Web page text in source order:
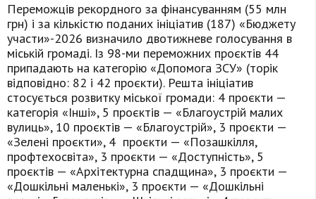
Переможців рекордного за фінансуванням (55 млн
грн) і за кількістю поданих ініціатив (187) «Бюджету
участи»-2026 визначило двотижневе голосування в
міській громаді. Із 98-ми переможних проєктів 44
припадають на категорію «Допомога ЗСУ» (торік
відповідно: 82 і 42 проєкти). Решта ініціатив
стосується розвитку міської громади: 4 проєкти —
категорія «Інші», 5 проєктів — «Благоустрій малих
вулиць», 10 проєктів — «Благоустрій», 3 проєкти —
«Зелені проєкти», 4 проєкти — «Позашкілля,
профтехосвіта», 3 проєкти — «Доступність», 5
проєктів — «Архітектурна спадщина», 3 проєкти —
«Дошкільні маленькі», 3 проєкти — «Дошкільні